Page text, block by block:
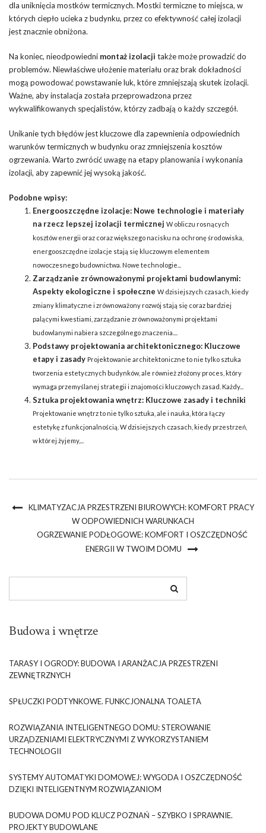
dla uniknięcia mostków termicznych. Mostki termiczne to miejsca, w
których ciepło ucieka z budynku, przez co efektywność całej izolacji
jest znacznie obniżona.
Na koniec, nieodpowiedni montaż izolacji także może prowadzić do
problemów. Niewłaściwe ułożenie materiału oraz brak dokładności
mogą powodować powstawanie luk, które zmniejszają skutek izolacji.
Ważne, aby instalacja została przeprowadzona przez
wykwalifikowanych specjalistów, którzy zadbają o każdy szczegół.
Unikanie tych błędów jest kluczowe dla zapewnienia odpowiednich
warunków termicznych w budynku oraz zmniejszenia kosztów
ogrzewania. Warto zwrócić uwagę na etapy planowania i wykonania
izolacji, aby zapewnić jej wysoką jakość.
Podobne wpisy:
Energooszczędne izolacje: Nowe technologie i materiały
na rzecz lepszej izolacji termicznej W obliczu rosnących
kosztów energii oraz coraz większego nacisku na ochronę środowiska,
energooszczędne izolacje stają się kluczowym elementem
nowoczesnego budownictwa. Nowe technologie...
Zarządzanie zrównoważonymi projektami budowlanymi:
Aspekty ekologiczne i społeczne W dzisiejszych czasach, kiedy
zmiany klimatyczne i zrównoważony rozwój stają się coraz bardziej
palącymi kwestiami, zarządzanie zrównoważonymi projektami
budowlanymi nabiera szczególnego znaczenia....
Podstawy projektowania architektonicznego: Kluczowe
etapy i zasady Projektowanie architektoniczne to nie tylko sztuka
tworzenia estetycznych budynków, ale również złożony proces, który
wymaga przemyślanej strategii i znajomości kluczowych zasad. Każdy...
Sztuka projektowania wnętrz: Kluczowe zasady i techniki
Projektowanie wnętrz to nie tylko sztuka, ale i nauka, która łączy
estetykę z funkcjonalnością. W dzisiejszych czasach, kiedy przestrzeń,
w której żyjemy,...
KLIMATYZACJA PRZESTRZENI BIUROWYCH: KOMFORT PRACY
W ODPOWIEDNICH WARUNKACH
OGRZEWANIE PODŁOGOWE: KOMFORT I OSZCZĘDNOŚĆ
ENERGII W TWOIM DOMU
Budowa i wnętrze
TARASY I OGRODY: BUDOWA I ARANŻACJA PRZESTRZENI
ZEWNĘTRZNYCH
SPŁUCZKI PODTYNKOWE. FUNKCJONALNA TOALETA
ROZWIĄZANIA INTELIGENTNEGO DOMU: STEROWANIE
URZĄDZENIAMI ELEKTRYCZNYMI Z WYKORZYSTANIEM
TECHNOLOGII
SYSTEMY AUTOMATYKI DOMOWEJ: WYGODA I OSZCZĘDNOŚĆ
DZIĘKI INTELIGENTNYM ROZWIĄZANIOM
BUDOWA DOMU POD KLUCZ POZNAŃ – SZYBKO I SPRAWNIE.
PROJEKTY BUDOWLANE